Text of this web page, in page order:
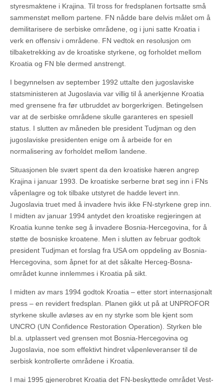
styresmaktene i Krajina. Til tross for fredsplanen fortsatte små
sammenstøt mellom partene. FN nådde bare delvis målet om å
demilitarisere de serbiske områdene, og i juni satte Kroatia i
verk en offensiv i områdene. FN vedtok en resolusjon om
tilbaketrekking av de kroatiske styrkene, og forholdet mellom
Kroatia og FN ble dermed anstrengt.
I begynnelsen av september 1992 uttalte den jugoslaviske
statsministeren at Jugoslavia var villig til å anerkjenne Kroatia
med grensene fra før utbruddet av borgerkrigen. Betingelsen
var at de serbiske områdene skulle garanteres en spesiell
status. I slutten av måneden ble president Tudjman og den
jugoslaviske presidenten enige om å arbeide for en
normalisering av forholdet mellom landene.
Situasjonen ble svært spent da den kroatiske hæren angrep
Krajina i januar 1993. De kroatiske serberne brøt seg inn i FNs
våpenlagre og tok tilbake utstyret de hadde levert inn.
Jugoslavia truet med å invadere hvis ikke FN-styrkene grep inn.
I midten av januar 1994 antydet den kroatiske regjeringen at
Kroatia kunne tenke seg å invadere Bosnia-Hercegovina, for å
støtte de bosniske kroatene. Men i slutten av februar godtok
president Tudjman et forslag fra USA om oppdeling av Bosnia-
Hercegovina, som åpnet for at det såkalte Herceg-Bosna-
området kunne innlemmes i Kroatia på sikt.
I midten av mars 1994 godtok Kroatia – etter stort internasjonalt
press – en revidert fredsplan. Planen gikk ut på at UNPROFOR
styrkene skulle avløses av en ny styrke som ble kjent som
UNCRO (UN Confidence Restoration Operation). Styrken ble
bl.a. utplassert ved grensen mot Bosnia-Hercegovina og
Jugoslavia, noe som effektivt hindret våpenleveranser til de
serbisk kontrollerte områdene i Kroatia.
I mai 1995 gjenerobret Kroatia det FN-beskyttede området Vest-